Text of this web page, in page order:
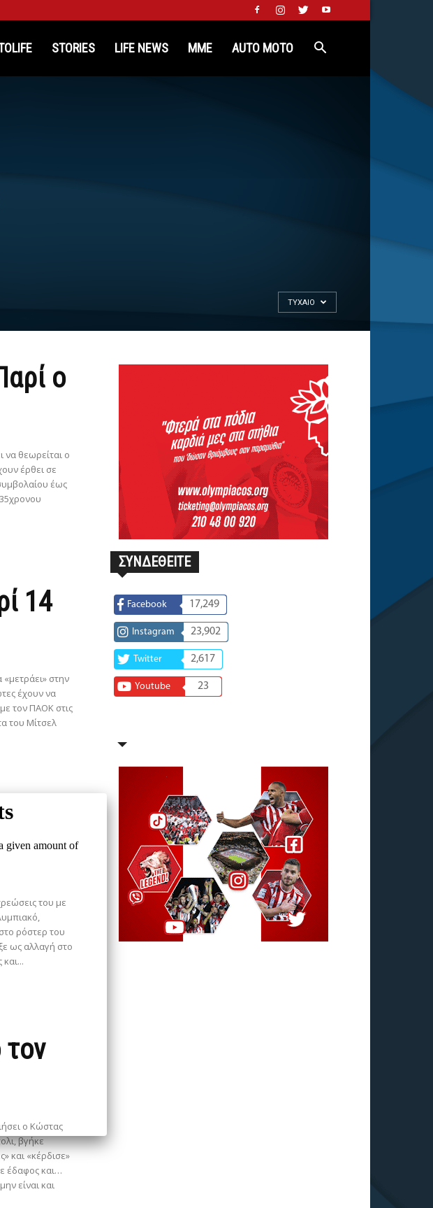
STORIES LIFE NEWS MME AUTO MOTO
ΤΥΧΑΊΟ
ο
να θεωρείται ο
έρθει σε
έως
14
«μετράει» στην
έχουν να
τον ΠΑΟΚ στις
του Μίτσελ
του με
ρόστερ του
ως αλλαγή στο
ο Κώστας
βγήκε
και «κέρδισε»
έδαφος και…
είναι και
ΣΥΝΔΕΘΕΙΤΕ
Facebook 17,249
Instagram 23,902
Twitter 2,617
Youtube 23